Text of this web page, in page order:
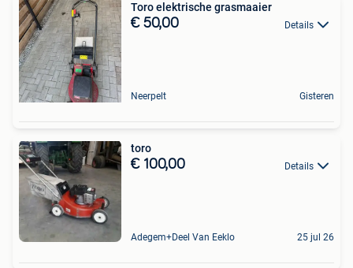
Toro elektrische grasmaaier
€ 50,00 Details
Neerpelt Gisteren
toro
€ 100,00 Details
Adegem+Deel Van Eeklo 25 jul 26